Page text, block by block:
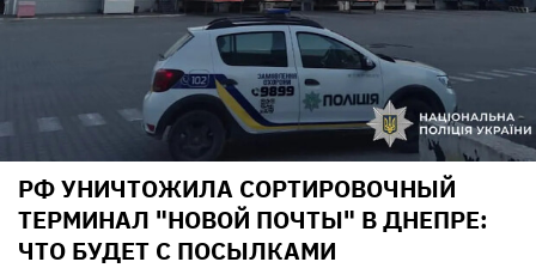
РФ УНИЧТОЖИЛА СОРТИРОВОЧНЫЙ
ТЕРМИНАЛ "НОВОЙ ПОЧТЫ" В ДНЕПРЕ:
ЧТО БУДЕТ С ПОСЫЛКАМИ